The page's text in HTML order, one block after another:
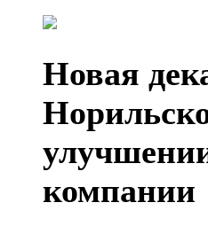
Новая
компании